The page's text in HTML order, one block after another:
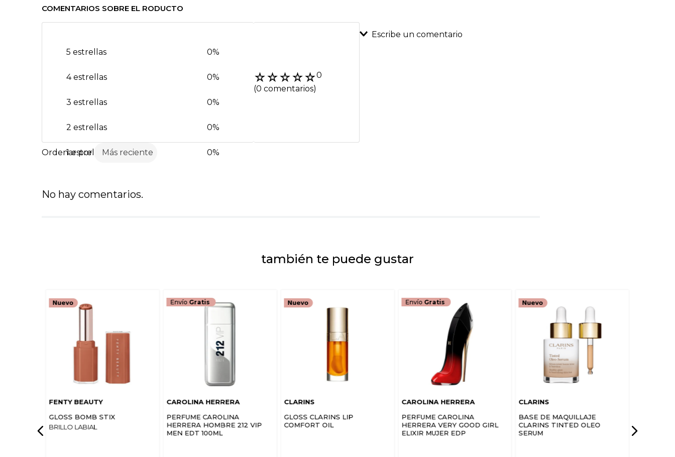
COMENTARIOS SOBRE EL RODUCTO
☆☆☆☆☆0
(0 comentarios)
5 estrellas 0%
4 estrellas 0%
3 estrellas 0%
2 estrellas 0%
1 estrella 0%
Escribe un comentario
Más reciente
No hay comentarios.
también te puede gustar
FENTY BEAUTY
GLOSS BOMB STIX
BRILLO LABIAL
Envío Gratis
CAROLINA HERRERA
PERFUME CAROLINA
HERRERA HOMBRE 212 VIP
MEN EDT 100ML
CLARINS
GLOSS CLARINS LIP
COMFORT OIL
Envío Gratis
CAROLINA HERRERA
PERFUME CAROLINA
HERRERA VERY GOOD GIRL
ELIXIR MUJER EDP
CLARINS
BASE DE MAQUILLAJE
CLARINS TINTED OLEO
SERUM